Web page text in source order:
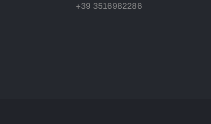
+39 3516982286